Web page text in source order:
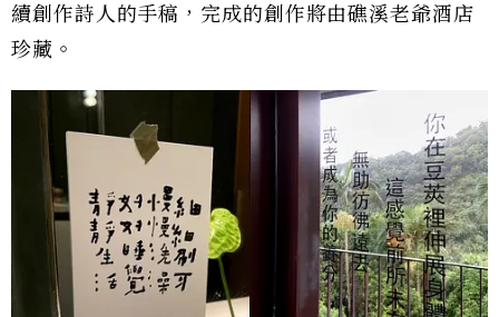
續創作詩人的手稿，完成的創作將由礁溪老爺酒店
珍藏。